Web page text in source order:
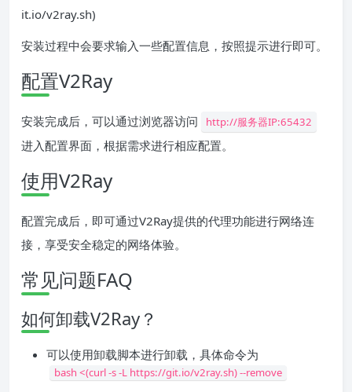
it.io/v2ray.sh)
安装过程中会要求输入一些配置信息，按照提示进行即可。
配置V2Ray
安装完成后，可以通过浏览器访问 http://服务器IP:65432
进入配置界面，根据需求进行相应配置。
使用V2Ray
配置完成后，即可通过V2Ray提供的代理功能进行网络连
接，享受安全稳定的网络体验。
常见问题FAQ
如何卸载V2Ray？
可以使用卸载脚本进行卸载，具体命令为
bash <(curl -s -L https://git.io/v2ray.sh) --remove